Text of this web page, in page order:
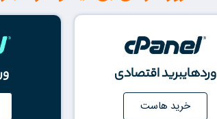
وردهایبرید اقتصادی
خرید هاست